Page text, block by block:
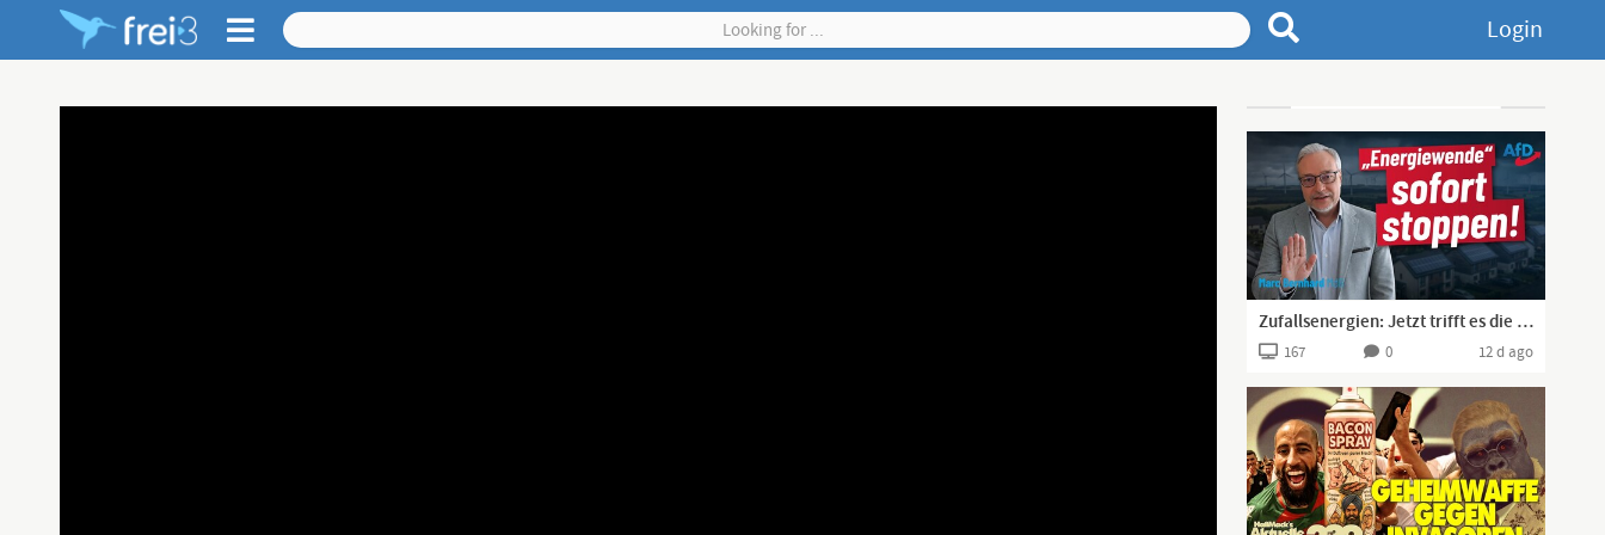
Login
Zufallsenergien: Jetzt trifft es die Mittelschicht mit Solaranlage
167 0 12 d ago